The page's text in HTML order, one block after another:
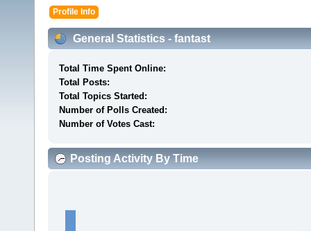
Profile Info
General Statistics - fantast
Total Time Spent Online:
Total Posts:
Total Topics Started:
Number of Polls Created:
Number of Votes Cast:
Posting Activity By Time